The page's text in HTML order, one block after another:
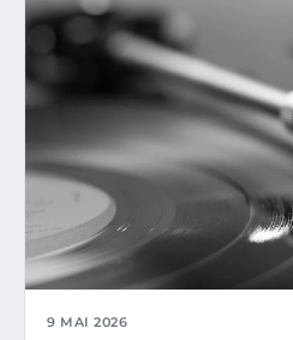
9 MAI 2026